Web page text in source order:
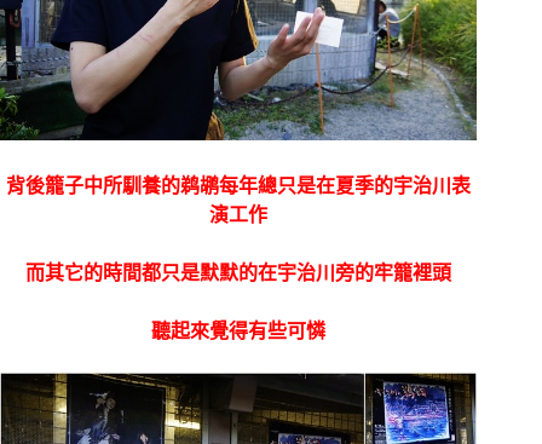
背後籠子中所馴養的鹈鹕每年總只是在夏季的宇治川表
演工作
而其它的時間都只是默默的在宇治川旁的牢籠裡頭
聽起來覺得有些可憐